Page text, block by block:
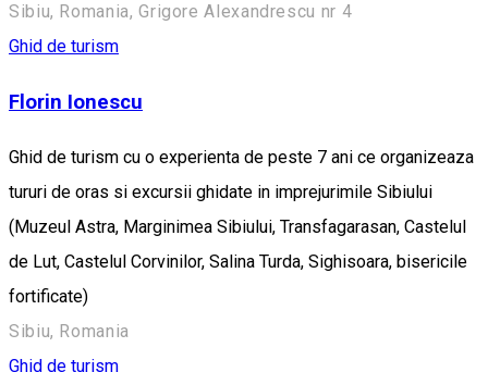
Sibiu, Romania, Grigore Alexandrescu nr 4
Ghid de turism
Florin Ionescu
Ghid de turism cu o experienta de peste 7 ani ce organizeaza
tururi de oras si excursii ghidate in imprejurimile Sibiului
(Muzeul Astra, Marginimea Sibiului, Transfagarasan, Castelul
de Lut, Castelul Corvinilor, Salina Turda, Sighisoara, bisericile
fortificate)
Sibiu, Romania
Ghid de turism